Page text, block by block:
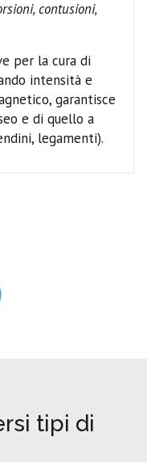
contusioni,
per la cura di
intensità e
garantisce
e di quello a
legamenti).
tipi di